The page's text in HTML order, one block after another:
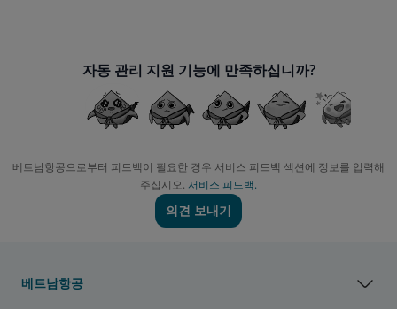
자동 관리 지원 기능에 만족하십니까?
베트남항공으로부터 피드백이 필요한 경우 서비스 피드백 섹션에 정보를 입력해
주십시오. 서비스 피드백.
의견 보내기
베트남항공